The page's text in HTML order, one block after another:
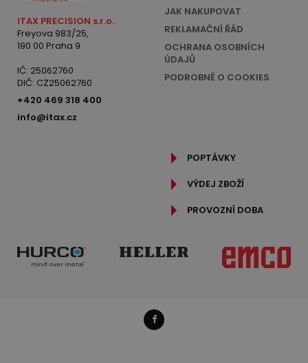
ITAX PRECISION s.r.o.
Freyova 983/25,
190 00 Praha 9
IČ: 25062760
DIČ: CZ25062760
+420 469 318 400
info@itax.cz
JAK NAKUPOVAT
REKLAMAČNÍ ŘÁD
OCHRANA OSOBNÍCH
ÚDAJŮ
PODROBNĚ O COOKIES
POPTÁVKY
VÝDEJ ZBOŽÍ
PROVOZNÍ DOBA